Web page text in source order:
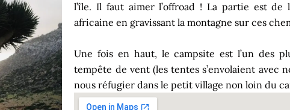
l’île. Il faut aimer l’offroad ! La partie est
africaine en gravissant la montagne sur ces
Une fois en haut, le campsite est l’un des
tempête de vent (les tentes s’envolaient avec
nous réfugier dans le petit village non loin du